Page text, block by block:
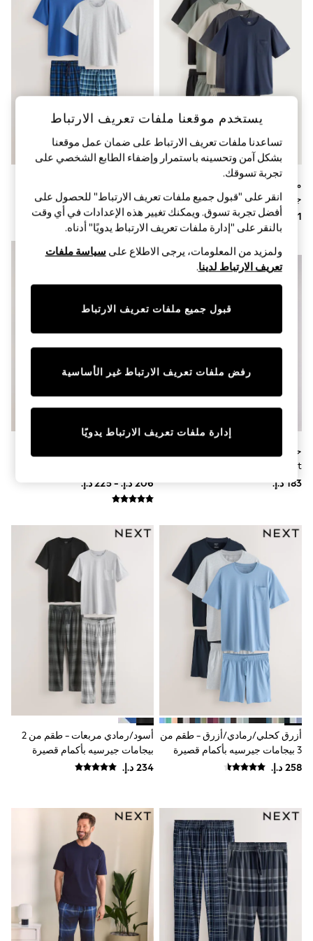
Sandals & Sliders
Jumpsuits & Playsuits
Shorts & Skirts
Sun Safe
Sun Hats & Caps
Sunglasses
Women's Holiday Shop
Women's Travel Styles
Occasionwear
Linen Collection
Tops & T-Shirts
Cover Ups & Kaftans
Sandals
Swimwear
Jumpsuits & Playsuits
Beachwear
Skirts
Trousers
Sunglasses
Sun Hats & Caps
Resort Styles
Boys' Travel Styles
Occasionwear
Sets & Outfits
Tops & T-Shirts
Shorts
Sandals & Clogs
Sun Safe
Baby Summer Nightwear
Occasionwear
Dresses
Sets & Outfits
Rompers
Sandals
Swimwear
Sun Hats & Caps
Mens' Holiday Shop
Occasionwear
Shirts
Linen Collection
Polo Shirts
Tops & T-Shirts
Trousers & Chinos
Jeans
Sandals
Shorts
Swimwear
Hats & Caps
Bags
Travel Bags
Luggage
Angel & Rocket
B by Ted Baker
Baker by Ted Baker
Boden
Lipsy
Love & Roses
جيرسيه بأكمام قصيرة
بيجامات جيرسيه بأكمام قصيرة
جديدنا
The Set
أزرق كحلي/رمادي/أزرق - طقم من
3 بيجامات جيرسيه بأكمام قصيرة
أسود/رمادي مربعات - طقم من 2
بيجامات جيرسيه بأكمام قصيرة
يستخدم موقعنا ملفات تعريف الارتباط
تساعدنا ملفات تعريف الارتباط على ضمان عمل موقعنا
بشكل آمن وتحسينه باستمرار وإضفاء الطابع الشخصي على
تجربة تسوقك.‏
انقر على "قبول جميع ملفات تعريف الارتباط" للحصول على
أفضل تجربة تسوق. ويمكنك تغيير هذه الإعدادات في أي وقت
بالنقر على "إدارة ملفات تعريف الارتباط يدويًا" أدناه.
ولمزيد من المعلومات، يرجى الاطلاع على سياسة ملفات
تعريف الارتباط لدينا.
قبول جميع ملفات تعريف الارتباط
رفض ملفات تعريف الارتباط غير الأساسية
إدارة ملفات تعريف الارتباط يدويًا